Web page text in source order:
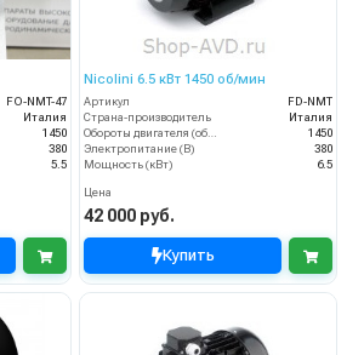
FO-NMT-47
Италия
1450
380
5.5
Nicolini 6.5 кВт 1450 об/мин
Артикул
FD-NMT
Страна-производитель
Италия
Обороты двигателя (об/мин)
1450
Электропитание (В)
380
Мощность (кВт)
6.5
Цена
42 000 руб.
Купить